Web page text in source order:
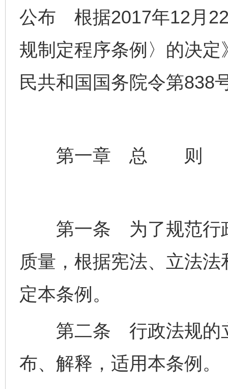
公布 根据2017年12月
规制定程序条例〉的决
民共和国国务院令第838
第一章 总 则
第一条 为了规范行政
质量，根据宪法、立法
定本条例。
第二条 行政法规的立
布、解释，适用本条例。